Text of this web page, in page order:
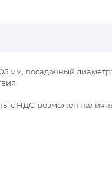
мм, посадочный диаметр:
с НДС, возможен